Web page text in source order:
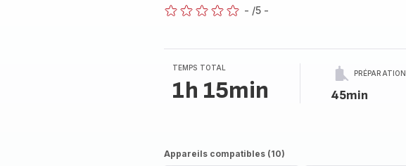
- /5 -
TEMPS TOTAL
1h 15min
PRÉPARATION
45min
Appareils compatibles (10)